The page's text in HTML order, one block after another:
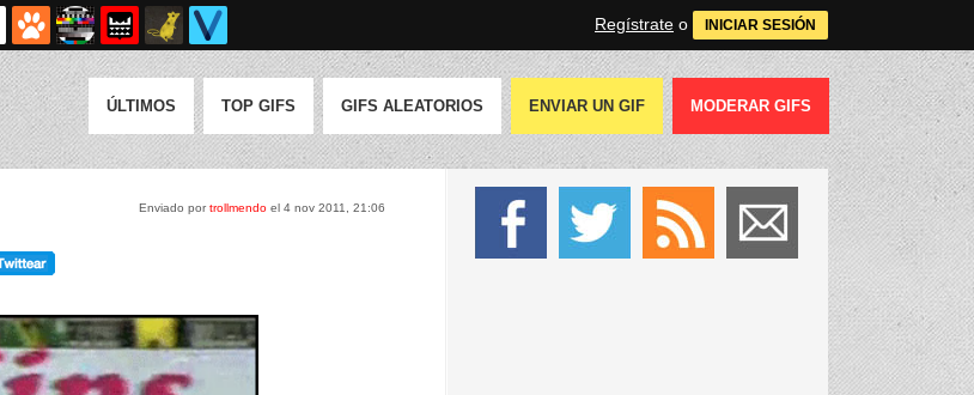
Regístrate o INICIAR SESIÓN
ÚLTIMOS TOP GIFS GIFS ALEATORIOS ENVIAR UN GIF MODERAR GIFS
Enviado portrollmendo el 4 nov 2011, 21:06